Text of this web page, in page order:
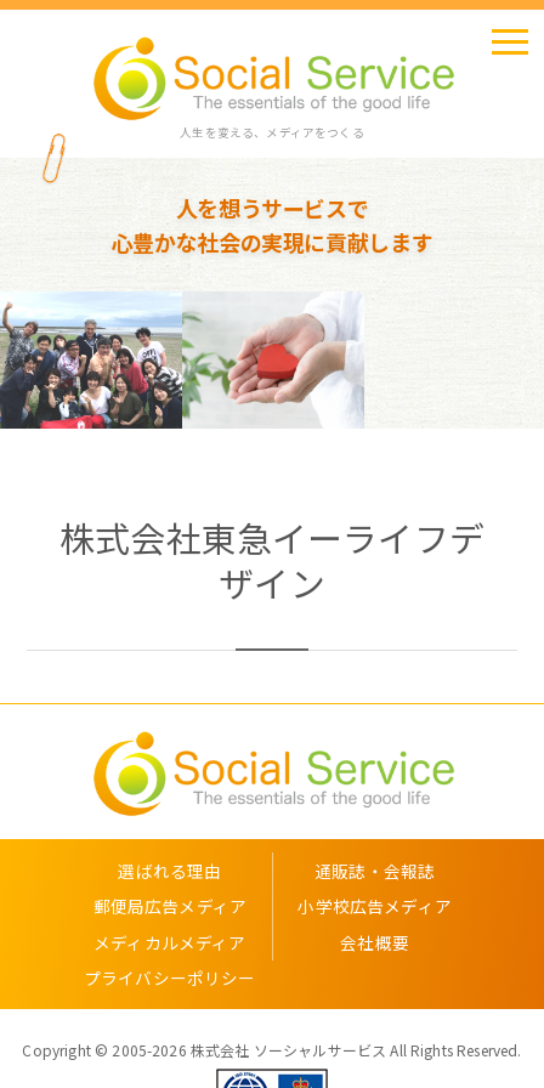
人生を変える、メディアをつくる
人を想うサービスで
心豊かな社会の実現に貢献します
株式会社東急イーライフデ
ザイン
選ばれる理由
通販誌・会報誌
郵便局広告メディア
小学校広告メディア
メディカルメディア
会社概要
プライバシーポリシー
Copyright © 2005-2026 株式会社 ソーシャルサービス All Rights Reserved.